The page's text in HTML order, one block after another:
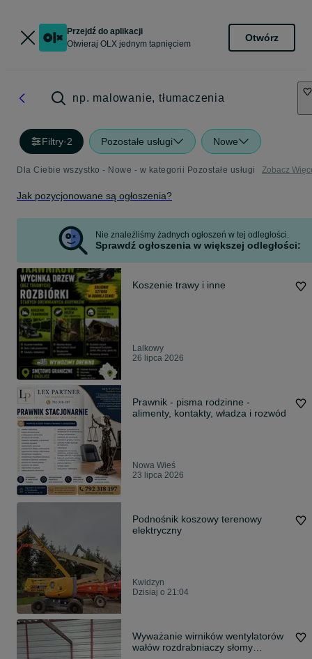
Przejdź do aplikacji
Otwieraj OLX jednym tapnięciem
Otwórz
np. malowanie, tłumaczenia
Filtry·2 Pozostałe usługi Nowe
Dla Ciebie wszystko - Nowe - w kategorii Pozostałe usługi Zobacz
Jak pozycjonowane są ogłoszenia?
Nie znaleźliśmy żadnych ogłoszeń w tej odległości.
Sprawdź ogłoszenia w większej odległości:
Koszenie trawy i inne
Lalkowy
26 lipca 2026
Prawnik - pisma rodzinne -
alimenty, kontakty, władza i rozwód
Nowa Wieś
23 lipca 2026
Podnośnik koszowy terenowy
elektryczny
Kwidzyn
Dzisiaj o 21:04
Wyważanie wirników wentylatorów
wałów rozdrabniaczy słomy